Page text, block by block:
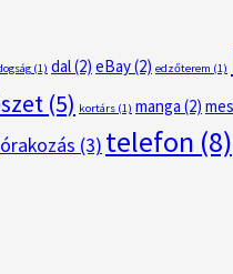
(1) dal(2) eBay(2) edzőterem (1)
(5) kortárs (1) manga (2)
(3) telefon (8)